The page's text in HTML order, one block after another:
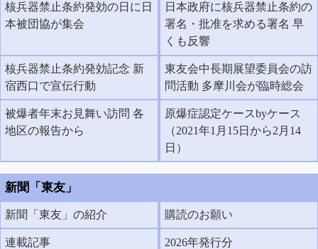
核兵器禁止条約発効の日に日
本被団協が集会
日本政府に核兵器禁止条約の
署名・批准を求める署名 早
くも反響
核兵器禁止条約発効記念 新
宿西口で宣伝行動
東友会中長期展望委員会の訪
問活動 多摩川会が臨時総会
被爆者年末お見舞い訪問 各
地区の報告から
原爆症認定ケースbyケース
（2021年1月15日から2月14
日）
新聞「東友」
新聞「東友」の紹介 購読のお願い
連載記事 2026年発行分